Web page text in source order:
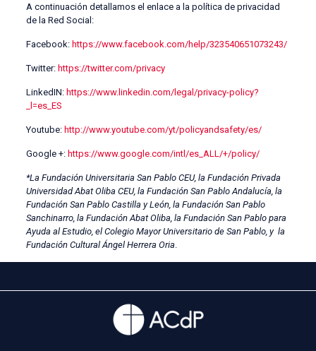
A continuación detallamos el enlace a la política de privacidad
de la Red Social:
Facebook: https://www.facebook.com/help/323540651073243/
Twitter: https://twitter.com/privacy
LinkedIN: https://www.linkedin.com/legal/privacy-policy?
_l=es_ES
Youtube: http://www.youtube.com/yt/policyandsafety/es/
Google +: https://www.google.com/intl/es_ALL/+/policy/
*La Fundación Universitaria San Pablo CEU, la Fundación Privada
Universidad Abat Oliba CEU, la Fundación San Pablo Andalucía, la
Fundación San Pablo Castilla y León, la Fundación San Pablo
Sanchinarro, la Fundación Abat Oliba, la Fundación San Pablo para
Ayuda al Estudio, el Colegio Mayor Universitario de San Pablo, y la
Fundación Cultural Ángel Herrera Oria.